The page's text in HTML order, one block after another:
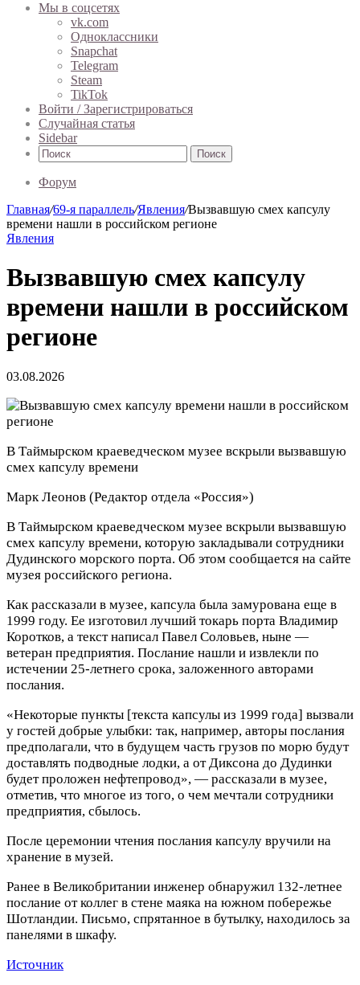
Мы в соцсетях
vk.com
Одноклассники
Snapchat
Telegram
Steam
TikTok
Войти / Зарегистрироваться
Случайная статья
Sidebar
Поиск
Форум
Главная/69-я параллель/Явления/Вызвавшую смех капсулу
времени нашли в российском регионе
Явления
Вызвавшую смех капсулу
времени нашли в российском
регионе
03.08.2026
В Таймырском краеведческом музее вскрыли вызвавшую
смех капсулу времени
Марк Леонов (Редактор отдела «Россия»)
В Таймырском краеведческом музее вскрыли вызвавшую
смех капсулу времени, которую закладывали сотрудники
Дудинского морского порта. Об этом сообщается на сайте
музея российского региона.
Как рассказали в музее, капсула была замурована еще в
1999 году. Ее изготовил лучший токарь порта Владимир
Коротков, а текст написал Павел Соловьев, ныне —
ветеран предприятия. Послание нашли и извлекли по
истечении 25-летнего срока, заложенного авторами
послания.
«Некоторые пункты [текста капсулы из 1999 года] вызвали
у гостей добрые улыбки: так, например, авторы послания
предполагали, что в будущем часть грузов по морю будут
доставлять подводные лодки, а от Диксона до Дудинки
будет проложен нефтепровод», — рассказали в музее,
отметив, что многое из того, о чем мечтали сотрудники
предприятия, сбылось.
После церемонии чтения послания капсулу вручили на
хранение в музей.
Ранее в Великобритании инженер обнаружил 132-летнее
послание от коллег в стене маяка на южном побережье
Шотландии. Письмо, спрятанное в бутылку, находилось за
панелями в шкафу.
Источник